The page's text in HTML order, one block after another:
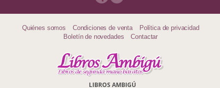
Papás, Mamás, bebés...
Papás, Mamás, Bebés...
Papás, Mamás, Bebés…
Quiénes somos Condiciones de venta
Política de privacidad
Boletín de novedades
Contactar
LIBROS AMBIGÚ